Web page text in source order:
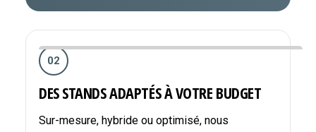
02
DES STANDS ADAPTÉS À VOTRE BUDGET
Sur-mesure, hybride ou optimisé, nous